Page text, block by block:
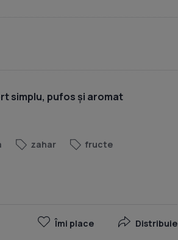
simplu, pufos și aromat
zahar
fructe
Îmi place Distribuie